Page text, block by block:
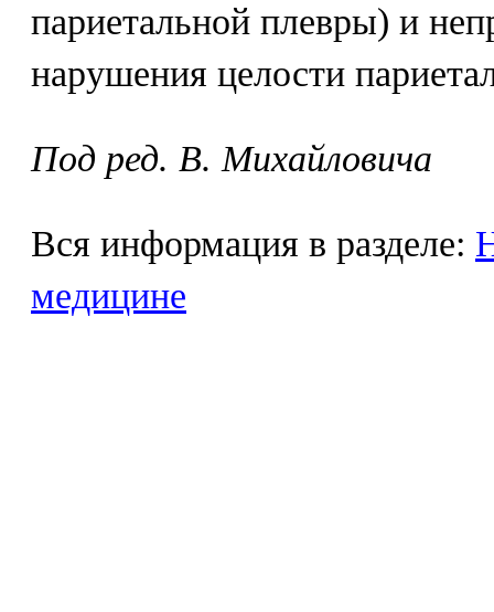
париетальной плевры) и
нарушения целости
Под ред. В. Михайловича
Вся информация в разделе:
медицине